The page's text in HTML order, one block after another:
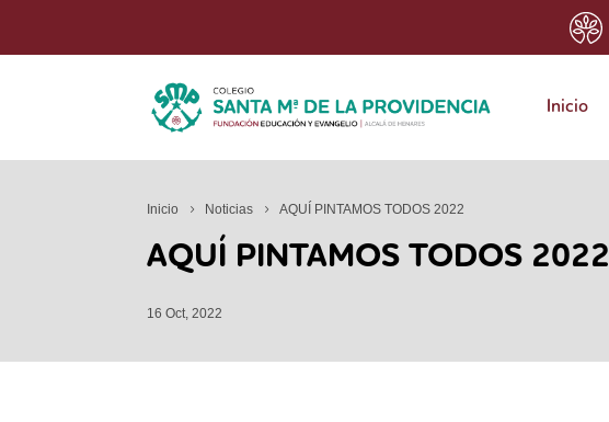
Inicio
Inicio Noticias AQUÍ PINTAMOS TODOS 2022
AQUÍ PINTAMOS TODOS 2022
16 Oct, 2022